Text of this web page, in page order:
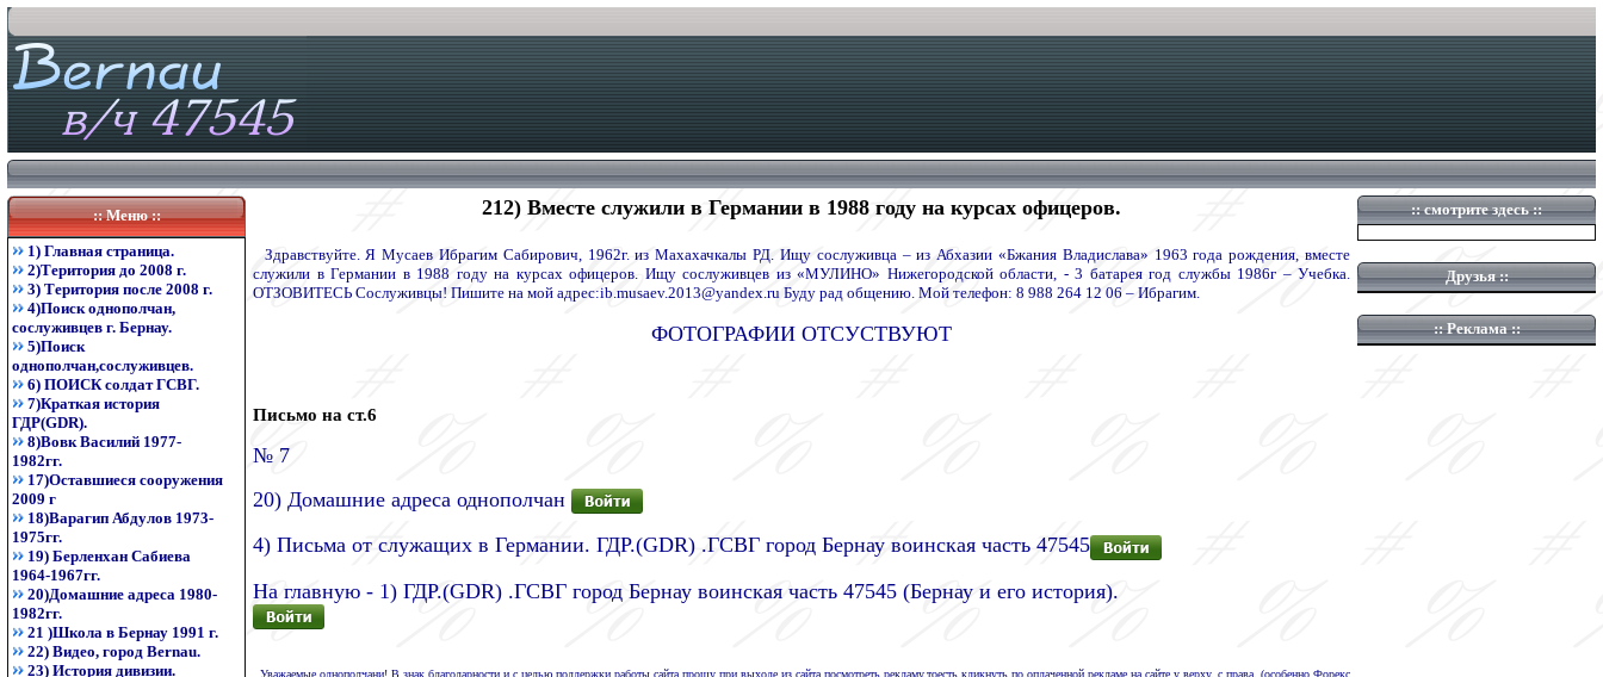
:: Меню ::
1) Главная страница.
2)Територия до 2008 г.
3) Територия после 2008 г.
4)Поиск однополчан,
сослуживцев г. Бернау.
5)Поиск
однополчан,сослуживцев.
6) ПОИСК солдат ГСВГ.
7)Краткая история
ГДР(GDR).
8)Вовк Василий 1977-
1982гг.
17)Оставшиеся сооружения
2009 г
18)Варагип Абдулов 1973-
1975гг.
19) Берленхан Сабиева
1964-1967гг.
20)Домашние адреса 1980-
1982гг.
21 )Школа в Бернау 1991 г.
22) Видео, город Bernau.
23) История дивизии.
212) Вместе служили в Германии в 1988 году на курсах офицеров.
Здравствуйте. Я Мусаев Ибрагим Сабирович, 1962г. из Махахачкалы РД. Ищу сослуживца – из Абхазии «Бжания Владислава» 1963 года рождения, вместе
служили в Германии в 1988 году на курсах офицеров. Ищу сослуживцев из «МУЛИНО» Нижегородской области, - 3 батарея год службы 1986г – Учебка.
ОТЗОВИТЕСЬ Сослуживцы! Пишите на мой адрес:ib.musaev.2013@yandex.ru Буду рад общению. Мой телефон: 8 988 264 12 06 – Ибрагим.
ФОТОГРАФИИ ОТСУСТВУЮТ
Письмо на ст.6
№ 7
20) Домашние адреса однополчан
4) Письма от служащих в Германии. ГДР.(GDR) .ГСВГ город Бернау воинская часть 47545
На главную - 1) ГДР.(GDR) .ГСВГ город Бернау воинская часть 47545 (Бернау и его история).
Уважаемые однополчани! В знак благодарности и с целью поддержки работы сайта прошу при выходе из сайта посмотреть рекламу,тоесть кликнуть по оплаченной рекламе на сайте у верху, с права, (особенно Форекс
::смотрите здесь::
Друзья::
:: Реклама ::